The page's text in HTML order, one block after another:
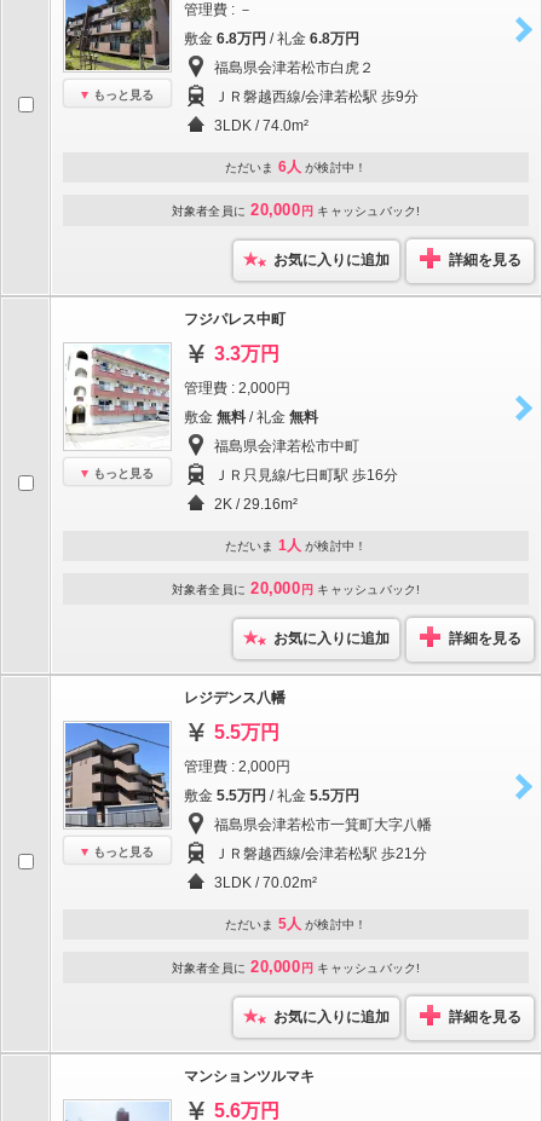
もっと見る
管理費 : －
敷金 6.8万円 / 礼金 6.8万円
福島県会津若松市白虎２
ＪＲ磐越西線/会津若松駅 歩9分
3LDK / 74.0m²
ただいま 6人 が検討中！
対象者全員に 20,000 円 キャッシュバック!
お気に入りに追加 詳細を見る
もっと見る
フジパレス中町
3.3万円
管理費 : 2,000円
敷金 無料 / 礼金 無料
福島県会津若松市中町
ＪＲ只見線/七日町駅 歩16分
2K / 29.16m²
ただいま 1人 が検討中！
対象者全員に 20,000 円 キャッシュバック!
お気に入りに追加 詳細を見る
もっと見る
レジデンス八幡
5.5万円
管理費 : 2,000円
敷金 5.5万円 / 礼金 5.5万円
福島県会津若松市一箕町大字八幡
ＪＲ磐越西線/会津若松駅 歩21分
3LDK / 70.02m²
ただいま 5人 が検討中！
対象者全員に 20,000 円 キャッシュバック!
お気に入りに追加 詳細を見る
マンションツルマキ
5.6万円